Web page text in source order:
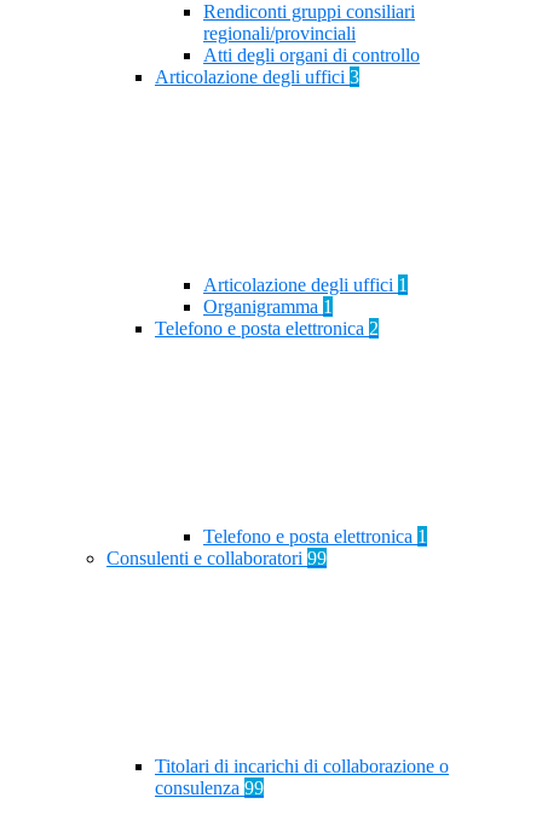
Rendiconti gruppi consiliari
regionali/provinciali
Atti degli organi di controllo
Articolazione degli uffici 3
Articolazione degli uffici 1
Organigramma 1
Telefono e posta elettronica 2
Telefono e posta elettronica 1
Consulenti e collaboratori 99
Titolari di incarichi di collaborazione o
consulenza 99